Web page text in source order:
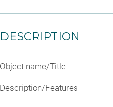
DESCRIPTION
Object name/Title
Description/Features